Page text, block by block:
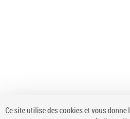
Ce site utilise des cookies et vous